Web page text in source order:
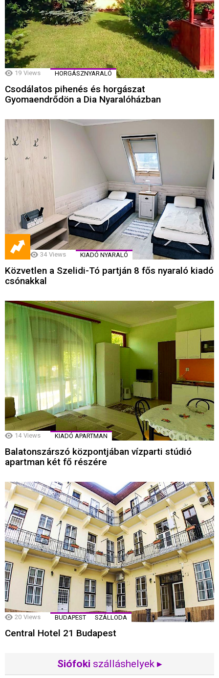
19 Views HORGÁSZNYARALÓ
Csodálatos pihenés és horgászat
Gyomaendrődön a Dia Nyaralóházban
34 Views KIADÓ NYARALÓ
Közvetlen a Szelidi-Tó partján 8 fős nyaraló kiadó
csónakkal
14 Views KIADÓ APARTMAN
Balatonszárszó központjában vízparti stúdió
apartman két fő részére
20 Views BUDAPEST SZÁLLODA
Central Hotel 21 Budapest
Siófoki szálláshelyek ▸